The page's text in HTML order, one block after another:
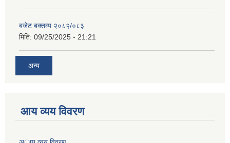
बजेट बक्तव्य २०८२/०८३
मिति: 09/25/2025 - 21:21
अन्य
आय व्यय विवरण